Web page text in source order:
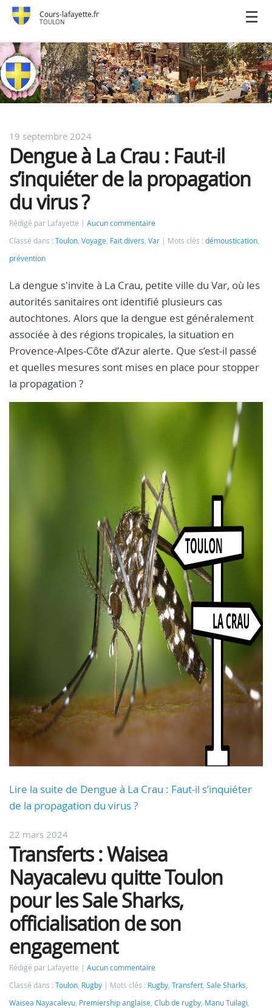
Cours-lafayette.fr
TOULON
19 septembre 2024
Dengue à La Crau : Faut-il
s’inquiéter de la propagation
du virus ?
Rédigé par Lafayette
Aucun commentaire
Classé dans : Toulon, Voyage, Fait divers, Var Mots clés : démoustication,
prévention
La dengue s'invite à La Crau, petite ville du Var, où les
autorités sanitaires ont identifié plusieurs cas
autochtones. Alors que la dengue est généralement
associée à des régions tropicales, la situation en
Provence-Alpes-Côte d’Azur alerte. Que s’est-il passé
et quelles mesures sont mises en place pour stopper
la propagation ?
Lire la suite de Dengue à La Crau : Faut-il s’inquiéter
de la propagation du virus ?
22 mars 2024
Transferts : Waisea
Nayacalevu quitte Toulon
pour les Sale Sharks,
officialisation de son
engagement
Rédigé par Lafayette
Aucun commentaire
Classé dans : Toulon, Rugby Mots clés : Rugby, Transfert, Sale Sharks,
Waisea Nayacalevu, Premiership anglaise, Club de rugby, Manu Tuilagi,